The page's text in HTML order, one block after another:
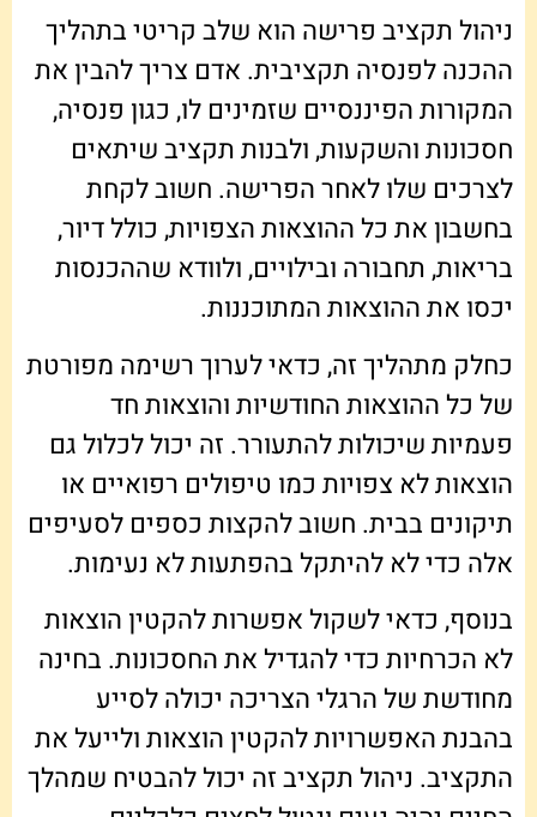
ניהול תקציב פרישה הוא שלב קריטי בתהליך
ההכנה לפנסיה תקציבית. אדם צריך להבין את
המקורות הפיננסיים שזמינים לו, כגון פנסיה,
חסכונות והשקעות, ולבנות תקציב שיתאים
לצרכים שלו לאחר הפרישה. חשוב לקחת
בחשבון את כל ההוצאות הצפויות, כולל דיור,
בריאות, תחבורה ובילויים, ולוודא שההכנסות
יכסו את ההוצאות המתוכננות.
כחלק מתהליך זה, כדאי לערוך רשימה מפורטת
של כל ההוצאות החודשיות והוצאות חד
פעמיות שיכולות להתעורר. זה יכול לכלול גם
הוצאות לא צפויות כמו טיפולים רפואיים או
תיקונים בבית. חשוב להקצות כספים לסעיפים
אלה כדי לא להיתקל בהפתעות לא נעימות.
בנוסף, כדאי לשקול אפשרות להקטין הוצאות
לא הכרחיות כדי להגדיל את החסכונות. בחינה
מחודשת של הרגלי הצריכה יכולה לסייע
בהבנת האפשרויות להקטין הוצאות ולייעל את
התקציב. ניהול תקציב זה יכול להבטיח שמהלך